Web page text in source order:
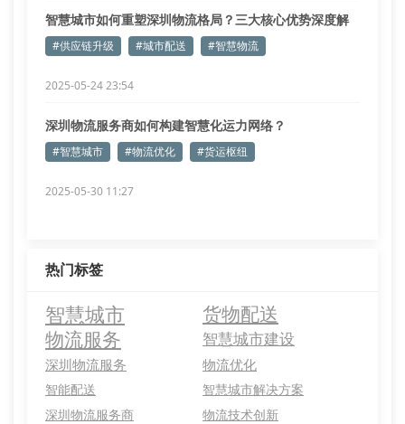
智慧城市如何重塑深圳物流格局？三大核心优势深度解
析#供应链升级 #城市配送 #智慧物流
2025-05-24 23:54
深圳物流服务商如何构建智慧化运力网络？
#智慧城市 #物流优化 #货运枢纽
2025-05-30 11:27
热门标签
智慧城市
货物配送
物流服务
智慧城市建设
深圳物流服务 物流优化
智能配送
智慧城市解决方案
深圳物流服务商
物流技术创新